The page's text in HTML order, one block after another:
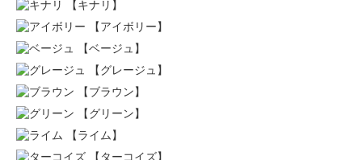
【キナリ】
【アイボリー】
【ベージュ】
【グレージュ】
【ブラウン】
【グリーン】
【ライム】
【ターコイズ】